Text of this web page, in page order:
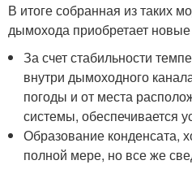
В итоге собранная из таких
дымохода приобретает
За счет стабильности
внутри дымоходного
погоды и от места
системы, обеспечивается
Образование конденсата,
полной мере, но все же